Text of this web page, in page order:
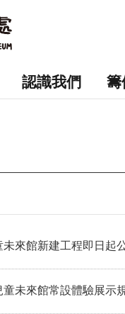
認識我們 籌
未來館新建工程即日起
童未來館常設體驗展示